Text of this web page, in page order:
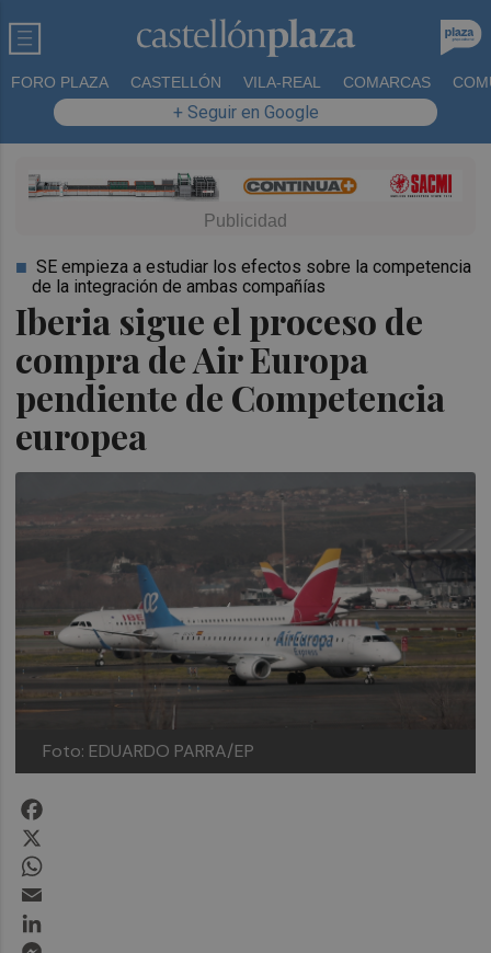
FORO PLAZA CASTELLÓN VILA-REAL COMARCAS
+ Seguir en Google
Iberia sigue el proceso de
compra de Air Europa
pendiente de Competencia
europea
SE empieza a estudiar los efectos sobre la competencia
de la integración de ambas compañías
Foto: EDUARDO PARRA/EP